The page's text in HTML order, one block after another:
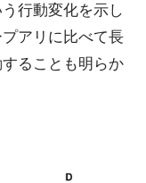
行動変化を示し
アリに比べて長
ることも明らか